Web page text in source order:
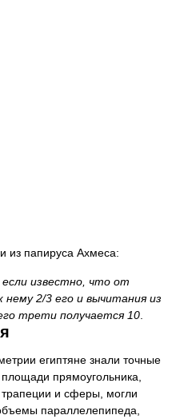
из папируса Ахмеса:
известно, что от
нему 2/3 его и вычитания из
трети получается 10
египтяне знали точные
прямоугольника,
трапеции и сферы, могли
параллелепипеда,